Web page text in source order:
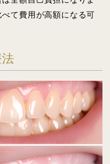
て費用が高額になる可